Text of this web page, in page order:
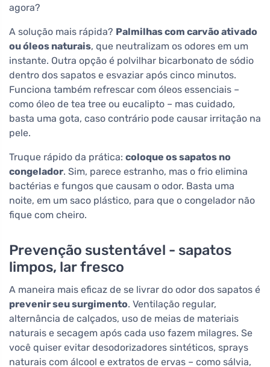
agora?
A solução mais rápida? Palmilhas com carvão ativado
ou óleos naturais, que neutralizam os odores em um
instante. Outra opção é polvilhar bicarbonato de sódio
dentro dos sapatos e esvaziar após cinco minutos.
Funciona também refrescar com óleos essenciais –
como óleo de tea tree ou eucalipto – mas cuidado,
basta uma gota, caso contrário pode causar irritação na
pele.
Truque rápido da prática: coloque os sapatos no
congelador. Sim, parece estranho, mas o frio elimina
bactérias e fungos que causam o odor. Basta uma
noite, em um saco plástico, para que o congelador não
fique com cheiro.
Prevenção sustentável - sapatos
limpos, lar fresco
A maneira mais eficaz de se livrar do odor dos sapatos é
prevenir seu surgimento. Ventilação regular,
alternância de calçados, uso de meias de materiais
naturais e secagem após cada uso fazem milagres. Se
você quiser evitar desodorizadores sintéticos, sprays
naturais com álcool e extratos de ervas – como sálvia,